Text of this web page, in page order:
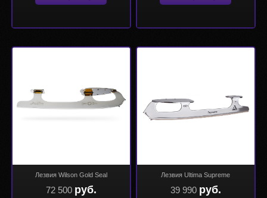
Лезвия Wilson Gold Seal
72 500 руб.
Лезвия Ultima Supreme
39 990 руб.